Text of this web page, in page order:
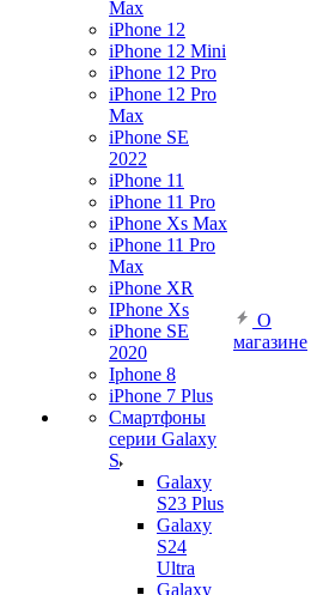
Max
iPhone 12
iPhone 12 Mini
iPhone 12 Pro
iPhone 12 Pro
Max
iPhone SE
2022
iPhone 11
iPhone 11 Pro
iPhone Xs Max
iPhone 11 Pro
Max
iPhone XR
IPhone Xs
iPhone SE
2020
Iphone 8
iPhone 7 Plus
Смартфоны
серии Galaxy
S
Galaxy
S23 Plus
Galaxy
S24
Ultra
Galaxy
О
магазине